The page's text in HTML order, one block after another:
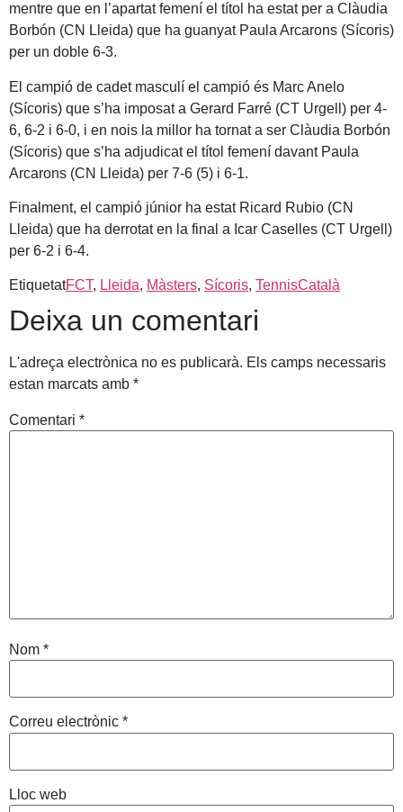
mentre que en l’apartat femení el títol ha estat per a Clàudia
Borbón (CN Lleida) que ha guanyat Paula Arcarons (Sícoris)
per un doble 6-3.
El campió de cadet masculí el campió és Marc Anelo
(Sícoris) que s’ha imposat a Gerard Farré (CT Urgell) per 4-
6, 6-2 i 6-0, i en nois la millor ha tornat a ser Clàudia Borbón
(Sícoris) que s’ha adjudicat el títol femení davant Paula
Arcarons (CN Lleida) per 7-6 (5) i 6-1.
Finalment, el campió júnior ha estat Ricard Rubio (CN
Lleida) que ha derrotat en la final a Icar Caselles (CT Urgell)
per 6-2 i 6-4.
EtiquetatFCT, Lleida, Màsters, Sícoris, TennisCatalà
Deixa un comentari
L'adreça electrònica no es publicarà. Els camps necessaris
estan marcats amb *
Comentari *
Nom *
Correu electrònic *
Lloc web